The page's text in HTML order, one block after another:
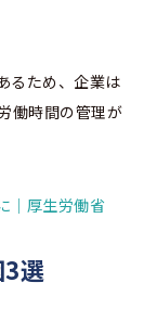
るため、企業は
働時間の管理が
｜厚生労働省
選